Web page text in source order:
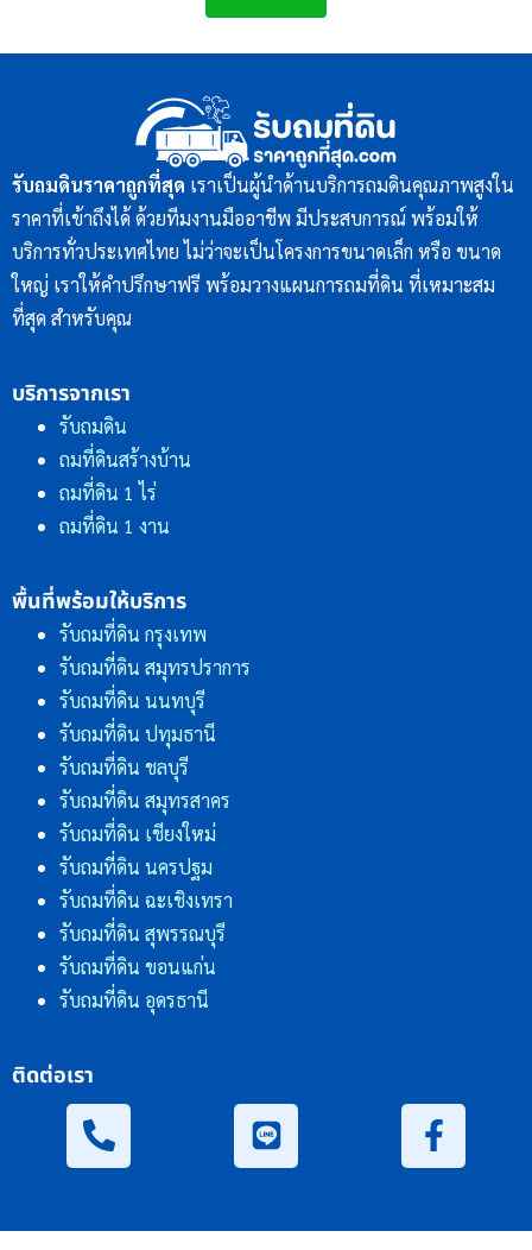
รับถมดินราคาถูกที่สุด เราเป็นผู้นำด้านบริการถมดินคุณภาพสูงใน
ราคาที่เข้าถึงได้ ด้วยทีมงานมืออาชีพ มีประสบการณ์ พร้อมให้
บริการทั่วประเทศไทย ไม่ว่าจะเป็นโครงการขนาดเล็ก หรือ ขนาด
ใหญ่ เราให้คำปรึกษาฟรี พร้อมวางแผนการถมที่ดิน ที่เหมาะสม
ที่สุด สำหรับคุณ
บริการจากเรา
รับถมดิน
ถมที่ดินสร้างบ้าน
ถมที่ดิน 1 ไร่
ถมที่ดิน 1 งาน
พื้นที่พร้อมให้บริการ
รับถมที่ดิน กรุงเทพ
รับถมที่ดิน สมุทรปราการ
รับถมที่ดิน นนทบุรี
รับถมที่ดิน ปทุมธานี
รับถมที่ดิน ชลบุรี
รับถมที่ดิน สมุทรสาคร
รับถมที่ดิน เชียงใหม่
รับถมที่ดิน นครปฐม
รับถมที่ดิน ฉะเชิงเทรา
รับถมที่ดิน สุพรรณบุรี
รับถมที่ดิน ขอนแก่น
รับถมที่ดิน อุดรธานี
ติดต่อเรา